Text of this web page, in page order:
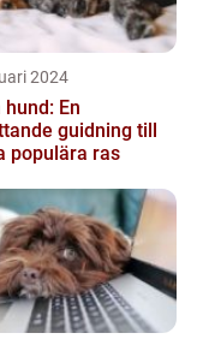
2024
hund: En
guidning till
populära ras